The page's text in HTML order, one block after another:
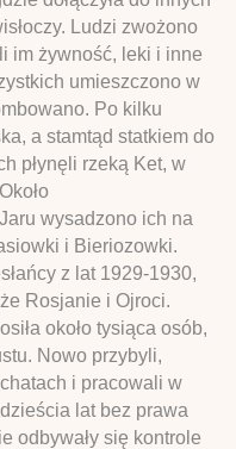
Ludzi zwożono
im żywność, leki i inne
umieszczono w
Po kilku
a stamtąd statkiem do
płynęli rzeką Ket, w
wysadzono ich na
i Bieriozowki.
z lat 1929-1930,
Rosjanie i Ojroci.
około tysiąca osób,
Nowo przybyli,
i pracowali w
lat bez prawa
odbywały się kontrole